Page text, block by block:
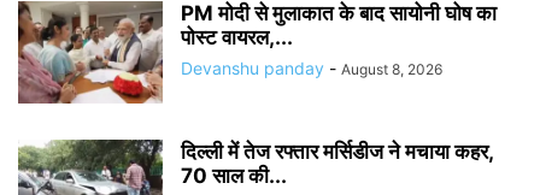
PM मोदी से मुलाकात के बाद सायोनी घोष का
पोस्ट वायरल,...
Devanshu panday - August 8, 2026
दिल्ली में तेज रफ्तार मर्सिडीज ने मचाया कहर,
70 साल की...